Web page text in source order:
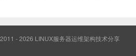
- 2026 LINUX服务器运维架构技术分享